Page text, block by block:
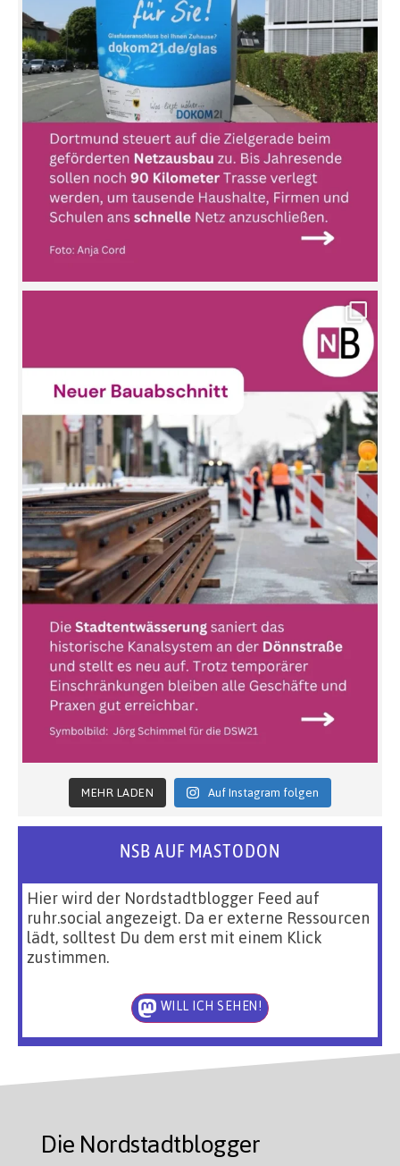
MEHR LADEN Auf Instagram folgen
NSB AUF MASTODON
Hier wird der Nordstadtblogger Feed auf
ruhr.social angezeigt. Da er externe Ressourcen
lädt, solltest Du dem erst mit einem Klick
zustimmen.
WILL ICH SEHEN!
Die Nordstadtblogger